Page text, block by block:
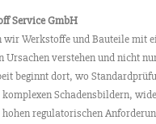
Service GmbH
wir Werkstoffe und Bauteile mit
verstehen und nicht
beginnt dort, wo
komplexen Schadensbildern,
regulatorischen